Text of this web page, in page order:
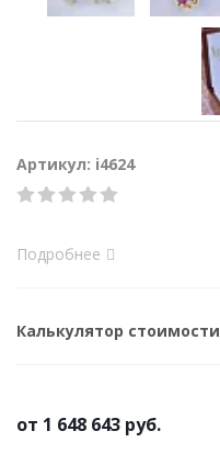
Артикул: i4624
Подробнее
Калькулятор стоимости
от 1 648 643 руб.